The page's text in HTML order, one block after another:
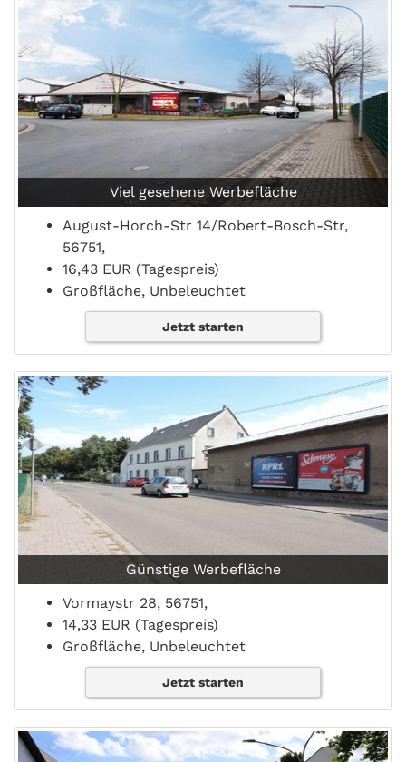
Viel gesehene Werbefläche
August-Horch-Str 14/Robert-Bosch-Str,
56751,
16,43 EUR (Tagespreis)
Großfläche, Unbeleuchtet
Jetzt starten
Günstige Werbefläche
Vormaystr 28, 56751,
14,33 EUR (Tagespreis)
Großfläche, Unbeleuchtet
Jetzt starten